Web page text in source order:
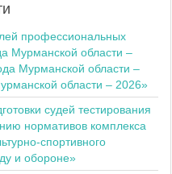
профессиональных
Мурманской области –
Мурманской области –
области – 2026»
судей тестирования
нормативов комплекса
спортивного
и обороне»